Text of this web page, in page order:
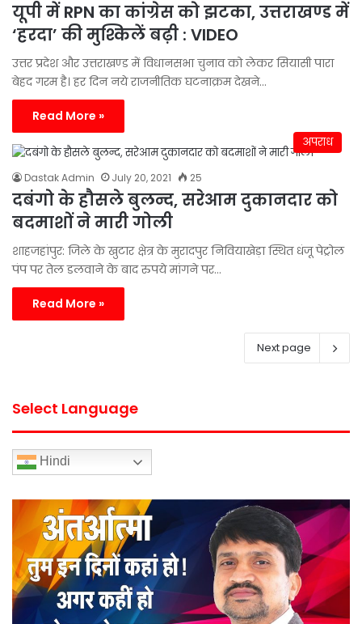
यूपी में RPN का कांग्रेस को झटका, उत्तराखण्ड में
‘हरदा’ की मुश्किलें बढ़ी : VIDEO
उत्तर प्रदेश और उत्तराखण्ड में विधानसभा चुनाव को लेकर सियासी पारा
बेहद गरम है। हर दिन नये राजनीतिक घटनाक्रम देखने…
Read More »
अपराध
Dastak Admin July 20, 2021 25
दबंगो के हौसले बुलन्द, सरेआम दुकानदार को
बदमाशों ने मारी गोली
शाहजहांपुर: जिले के खुटार क्षेत्र के मुरादपुर निवियाखेड़ा स्थित धंजू पेट्रोल
पंप पर तेल डलवाने के बाद रुपये मांगने पर…
Read More »
Next page
Select Language
Hindi